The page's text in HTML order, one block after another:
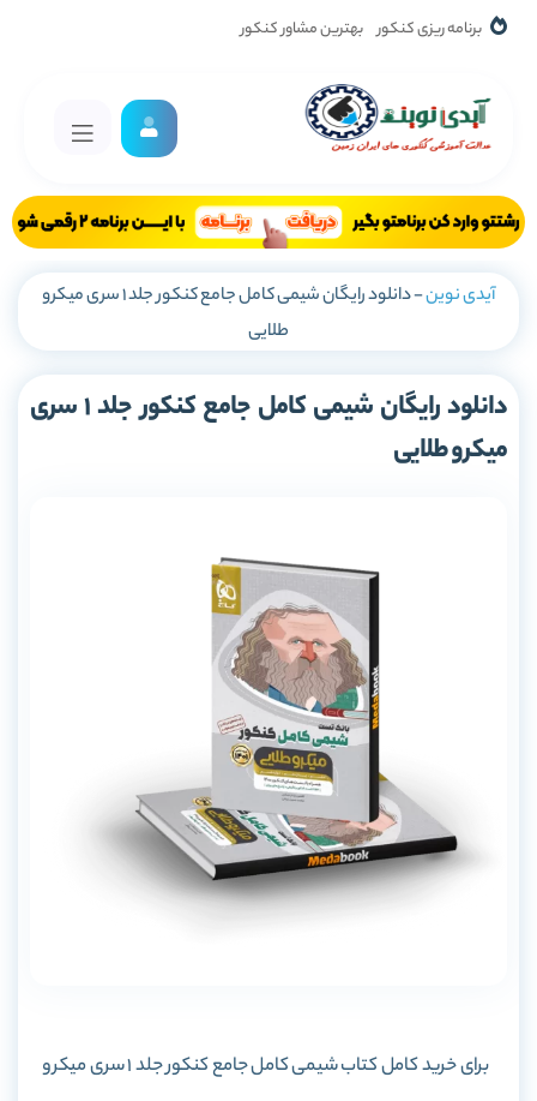
برنامه ریزی کنکور بهترین مشاور کنکور
آیدی نوین-
دانلود رایگان شیمی کامل جامع کنکور جلد 1 سری میکرو
طلایی
دانلود رایگان شیمی کامل جامع کنکور جلد 1 سری
میکرو طلایی
برای خرید کامل کتاب شیمی کامل جامع کنکور جلد 1 سری میکرو